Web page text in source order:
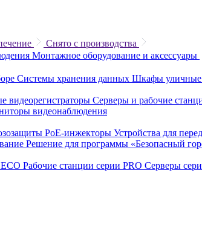
Снято с производства
Монтажное оборудование и аксессуары
Системы хранения данных Шкафы уличные
видеорегистраторы Серверы и рабочие
видеонаблюдения
PoE-инжекторы Устройства для
Решение для программы «Безопасный
Рабочие станции серии PRO Серверы